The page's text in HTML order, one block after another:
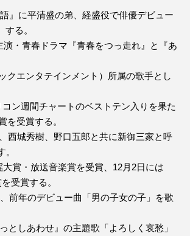
』に平清盛の弟、経盛役で俳優デビュー
る。
・青春ドラマ『青春をつっ走れ』と『あ
クエンタテインメント）所属の歌手とし
ン週間チャートのベストテン入りを果た
を受賞する。
西城秀樹、野口五郎と共に新御三家と呼
賞・放送音楽賞を受賞、12月2日には
受賞する。
前年のデビュー曲「男の子女の子」を歌
としあわせ』の主題歌「よろしく哀愁」